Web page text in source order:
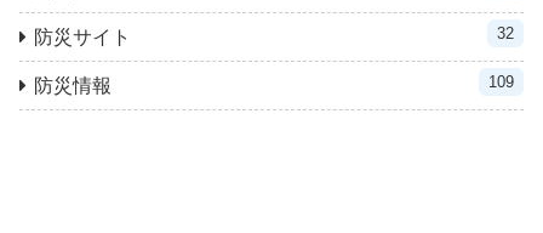
防災サイト 32
防災情報 109